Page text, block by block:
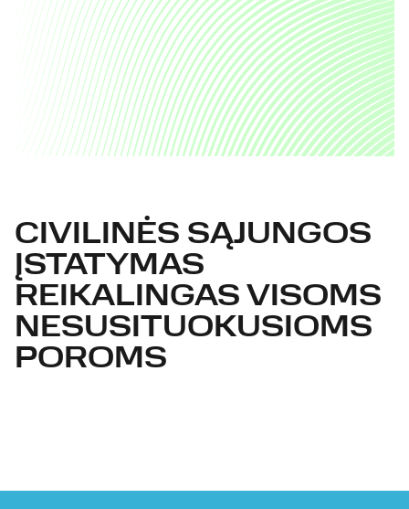
CIVILINĖS SĄJUNGOS
ĮSTATYMAS
REIKALINGAS VISOMS
NESUSITUOKUSIOMS
POROMS